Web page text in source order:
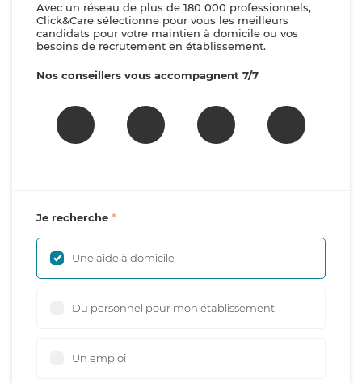
Avec un réseau de plus de 180 000 professionnels,
Click&Care sélectionne pour vous les meilleurs
candidats pour votre maintien à domicile ou vos
besoins de recrutement en établissement.
Nos conseillers vous accompagnent 7/7
Je recherche
Une aide à domicile
Du personnel pour mon établissement
Un emploi